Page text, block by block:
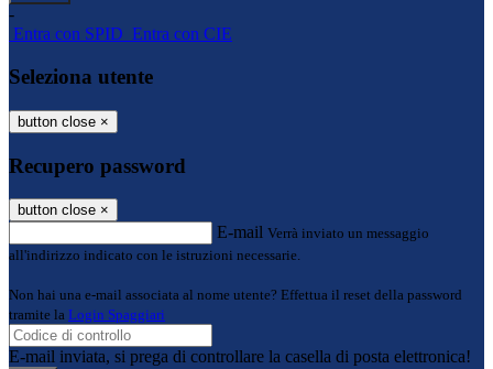
-
Entra con SPID Entra con CIE
Seleziona utente
button close ×
Recupero password
button close ×
E-mail Verrà inviato un messaggio
all'indirizzo indicato con le istruzioni necessarie.
Non hai una e-mail associata al nome utente? Effettua il reset della password
tramite la Login Spaggiari
E-mail inviata, si prega di controllare la casella di posta elettronica!